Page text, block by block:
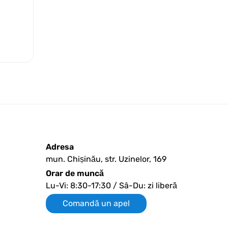
Adresa
mun. Chișinău, str. Uzinelor, 169
Orar de muncă
Lu-Vi: 8:30-17:30 / Sâ-Du: zi liberă
Comandă un apel